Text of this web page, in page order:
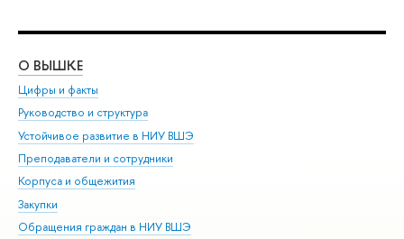
О ВЫШКЕ
Цифры и факты
Руководство и структура
Устойчивое развитие в НИУ ВШЭ
Преподаватели и сотрудники
Корпуса и общежития
Закупки
Обращения граждан в НИУ ВШЭ